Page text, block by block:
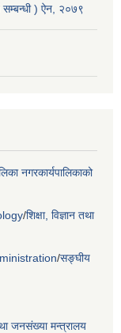
सम्बन्धी ) ऐन, २०७९
नगरकार्यपालिकाको
/शिक्षा, विज्ञान तथा
/सङ्घीय
जनसंख्या मन्त्रालय